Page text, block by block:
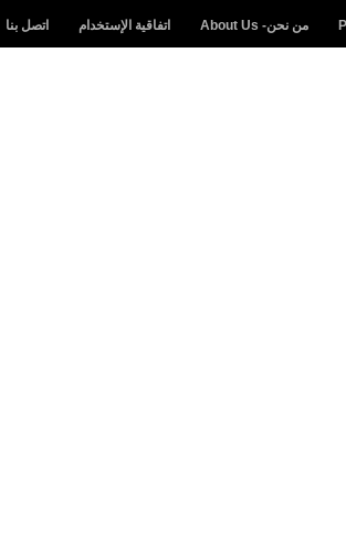
من نحن- About Us اتفاقية الإستخدام اتصل بنا